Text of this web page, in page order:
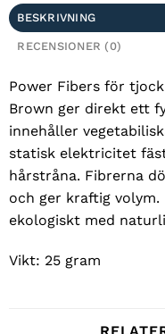
BESKRIVNING
RECENSIONER (0)
Power Fibers för
Brown ger direkt ett
innehåller
statisk elektricitet
hårstråna. Fibrerna
och ger kraftig
ekologiskt med
Vikt: 25 gram